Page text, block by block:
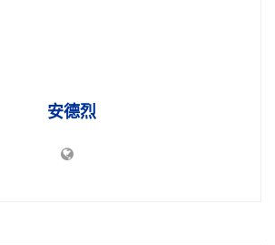
安德烈